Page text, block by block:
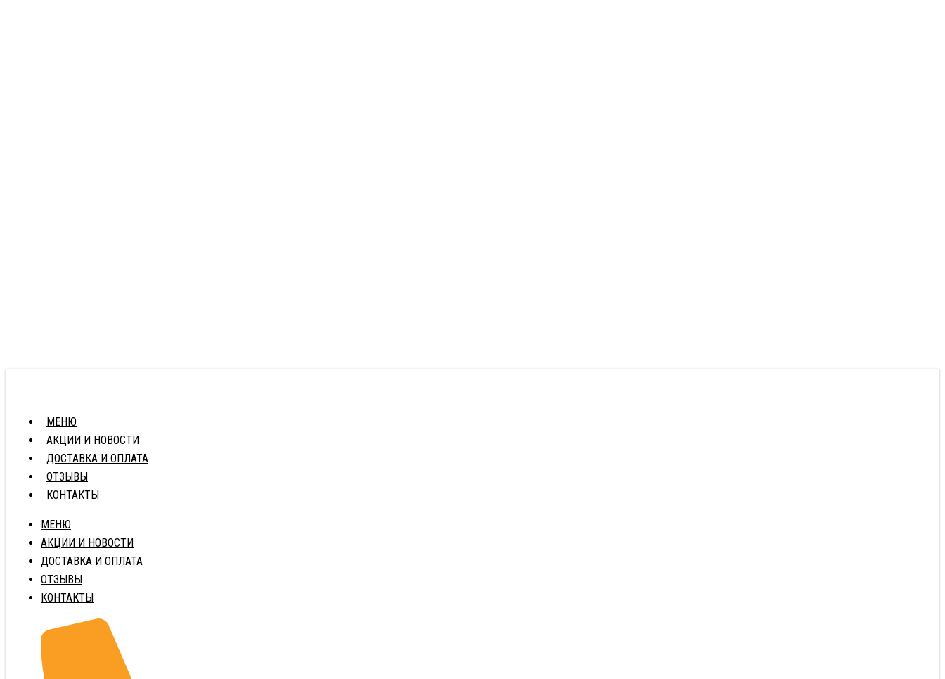
МЕНЮ
АКЦИИ И НОВОСТИ
ДОСТАВКА И ОПЛАТА
ОТЗЫВЫ
КОНТАКТЫ
МЕНЮ
АКЦИИ И НОВОСТИ
ДОСТАВКА И ОПЛАТА
ОТЗЫВЫ
КОНТАКТЫ